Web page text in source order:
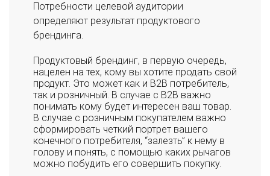
Потребности целевой аудитории
определяют результат продуктового
брендинга.
Продуктовый брендинг, в первую очередь,
нацелен на тех, кому вы хотите продать свой
продукт. Это может как и B2B потребитель,
так и розничный. В случае с B2B важно
понимать кому будет интересен ваш товар.
В случае с розничным покупателем важно
сформировать четкий портрет вашего
конечного потребителя, “залезть” к нему в
голову и понять, с помощью каких рычагов
можно побудить его совершить покупку.